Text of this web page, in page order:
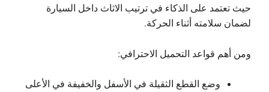
حيث تعتمد على الذكاء في ترتيب الاثاث داخل السيارة
لضمان سلامته أثناء الحركة.
ومن أهم قواعد التحميل الاحترافي:
وضع القطع الثقيلة في الأسفل والخفيفة في الأعلى